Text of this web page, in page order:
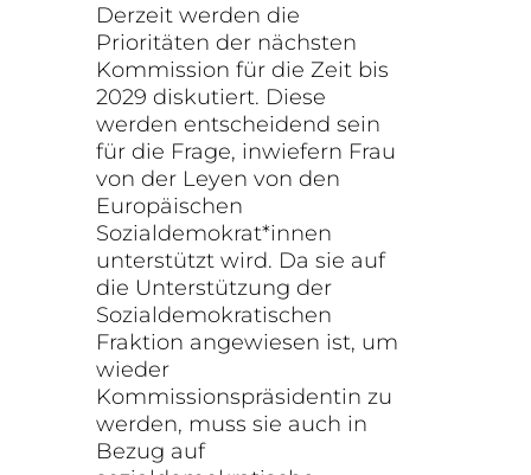
Derzeit werden die
Prioritäten der nächsten
Kommission für die Zeit bis
2029 diskutiert. Diese
werden entscheidend sein
für die Frage, inwiefern Frau
von der Leyen von den
Europäischen
Sozialdemokrat*innen
unterstützt wird. Da sie auf
die Unterstützung der
Sozialdemokratischen
Fraktion angewiesen ist, um
wieder
Kommissionspräsidentin zu
werden, muss sie auch in
Bezug auf